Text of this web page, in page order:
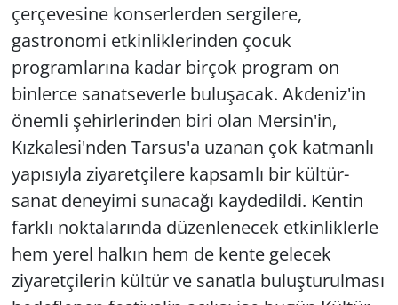
çerçevesine konserlerden sergilere,
gastronomi etkinliklerinden çocuk
programlarına kadar birçok program on
binlerce sanatseverle buluşacak. Akdeniz'in
önemli şehirlerinden biri olan Mersin'in,
Kızkalesi'nden Tarsus'a uzanan çok katmanlı
yapısıyla ziyaretçilere kapsamlı bir kültür-
sanat deneyimi sunacağı kaydedildi. Kentin
farklı noktalarında düzenlenecek etkinliklerle
hem yerel halkın hem de kente gelecek
ziyaretçilerin kültür ve sanatla buluşturulması